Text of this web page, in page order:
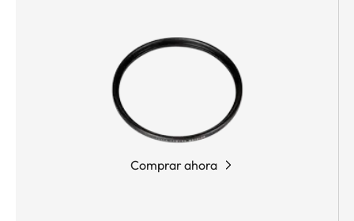
Comprar ahora